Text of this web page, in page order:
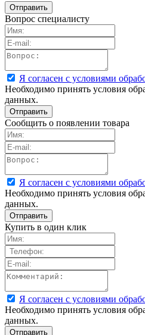
Вопрос специалисту
Я согласен с условиями
Необходимо принять условия
данных.
Сообщить о появлении товара
Я согласен с условиями
Необходимо принять условия
данных.
Купить в один клик
Я согласен с условиями
Необходимо принять условия
данных.